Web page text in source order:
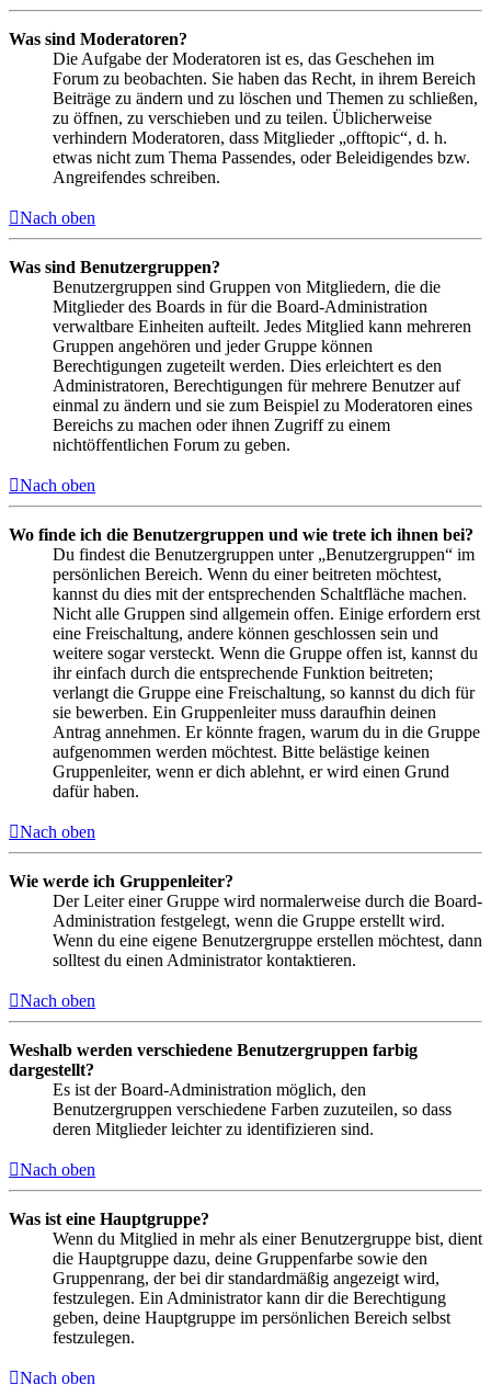
Was sind Moderatoren?
Die Aufgabe der Moderatoren ist es, das Geschehen im
Forum zu beobachten. Sie haben das Recht, in ihrem Bereich
Beiträge zu ändern und zu löschen und Themen zu schließen,
zu öffnen, zu verschieben und zu teilen. Üblicherweise
verhindern Moderatoren, dass Mitglieder „offtopic“, d. h.
etwas nicht zum Thema Passendes, oder Beleidigendes bzw.
Angreifendes schreiben.
Nach oben
Was sind Benutzergruppen?
Benutzergruppen sind Gruppen von Mitgliedern, die die
Mitglieder des Boards in für die Board-Administration
verwaltbare Einheiten aufteilt. Jedes Mitglied kann mehreren
Gruppen angehören und jeder Gruppe können
Berechtigungen zugeteilt werden. Dies erleichtert es den
Administratoren, Berechtigungen für mehrere Benutzer auf
einmal zu ändern und sie zum Beispiel zu Moderatoren eines
Bereichs zu machen oder ihnen Zugriff zu einem
nichtöffentlichen Forum zu geben.
Nach oben
Wo finde ich die Benutzergruppen und wie trete ich ihnen bei?
Du findest die Benutzergruppen unter „Benutzergruppen“ im
persönlichen Bereich. Wenn du einer beitreten möchtest,
kannst du dies mit der entsprechenden Schaltfläche machen.
Nicht alle Gruppen sind allgemein offen. Einige erfordern erst
eine Freischaltung, andere können geschlossen sein und
weitere sogar versteckt. Wenn die Gruppe offen ist, kannst du
ihr einfach durch die entsprechende Funktion beitreten;
verlangt die Gruppe eine Freischaltung, so kannst du dich für
sie bewerben. Ein Gruppenleiter muss daraufhin deinen
Antrag annehmen. Er könnte fragen, warum du in die Gruppe
aufgenommen werden möchtest. Bitte belästige keinen
Gruppenleiter, wenn er dich ablehnt, er wird einen Grund
dafür haben.
Nach oben
Wie werde ich Gruppenleiter?
Der Leiter einer Gruppe wird normalerweise durch die Board-
Administration festgelegt, wenn die Gruppe erstellt wird.
Wenn du eine eigene Benutzergruppe erstellen möchtest, dann
solltest du einen Administrator kontaktieren.
Nach oben
Weshalb werden verschiedene Benutzergruppen farbig
dargestellt?
Es ist der Board-Administration möglich, den
Benutzergruppen verschiedene Farben zuzuteilen, so dass
deren Mitglieder leichter zu identifizieren sind.
Nach oben
Was ist eine Hauptgruppe?
Wenn du Mitglied in mehr als einer Benutzergruppe bist, dient
die Hauptgruppe dazu, deine Gruppenfarbe sowie den
Gruppenrang, der bei dir standardmäßig angezeigt wird,
festzulegen. Ein Administrator kann dir die Berechtigung
geben, deine Hauptgruppe im persönlichen Bereich selbst
festzulegen.
Nach oben